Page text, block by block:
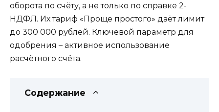
оборота по счёту, а не только по справке 2-
НДФЛ. Их тариф «Проще простого» даёт лимит
до 300 000 рублей. Ключевой параметр для
одобрения – активное использование
расчётного счёта.
Содержание